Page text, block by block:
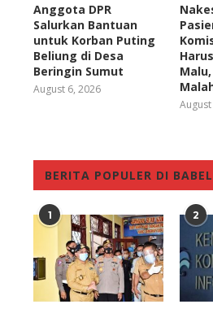
Anggota DPR
Salurkan Bantuan
untuk Korban Puting
Beliung di Desa
Beringin Sumut
August 6, 2026
BERITA POPULER DI BABEL
1 2